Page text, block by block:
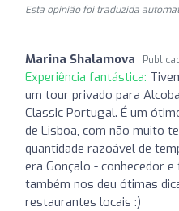
Esta opinião foi traduzida
Marina Shalamova
Experiência fantástica:
um tour privado para
Classic Portugal. É um
de Lisboa, com não muito
quantidade razoável de
era Gonçalo - conhecedor
também nos deu ótimas
restaurantes locais :)